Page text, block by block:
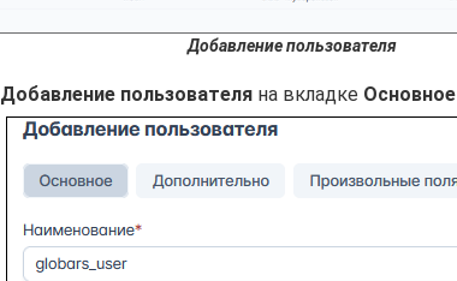
Добавление пользователя
Добавление пользователя на вкладке Основное